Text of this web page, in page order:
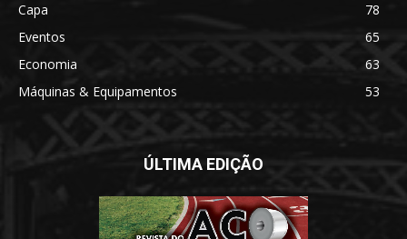
Capa
78
Eventos
65
Economia
63
Máquinas & Equipamentos
53
ÚLTIMA EDIÇÃO